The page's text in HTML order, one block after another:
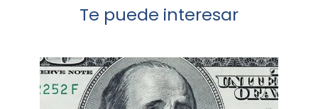
Te puede interesar